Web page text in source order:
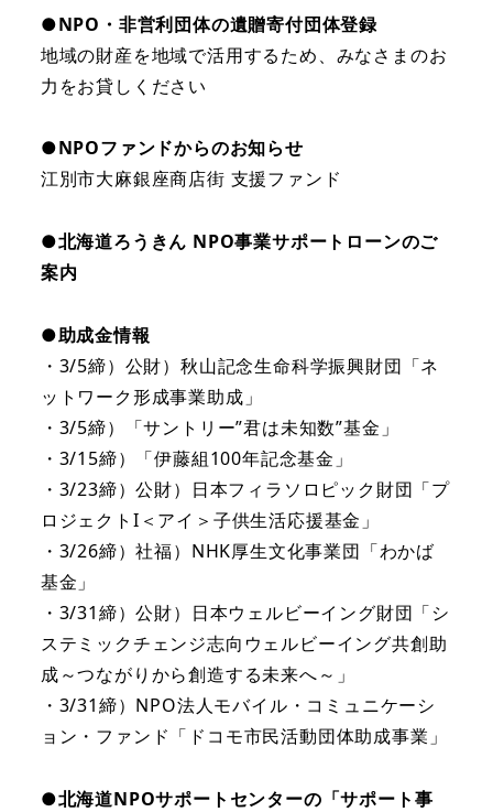
●NPO・非営利団体の遺贈寄付団体登録
地域の財産を地域で活用するため、みなさまのお
力をお貸しください
●NPOファンドからのお知らせ
江別市大麻銀座商店街 支援ファンド
●北海道ろうきん NPO事業サポートローンのご
案内
●助成金情報
・3/5締）公財）秋山記念生命科学振興財団「ネ
ットワーク形成事業助成」
・3/5締）「サントリー”君は未知数”基金」
・3/15締）「伊藤組100年記念基金」
・3/23締）公財）日本フィラソロピック財団「プ
ロジェクトI＜アイ＞子供生活応援基金」
・3/26締）社福）NHK厚生文化事業団「わかば
基金」
・3/31締）公財）日本ウェルビーイング財団「シ
ステミックチェンジ志向ウェルビーイング共創助
成～つながりから創造する未来へ～」
・3/31締）NPO法人モバイル・コミュニケーシ
ョン・ファンド「ドコモ市民活動団体助成事業」
●北海道NPOサポートセンターの「サポート事